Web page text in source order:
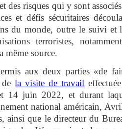
des risques qui y sont
et défis sécuritaires
du monde, outre le suivi et
terroristes,
même source.
aux deux parties «de
dela visite de travail
14 juin 2022, et durant
national américain,
que le directeur du